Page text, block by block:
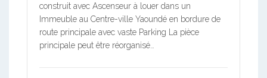
construit avec Ascenseur à louer dans un
Immeuble au Centre-ville Yaoundé en bordure de
route principale avec vaste Parking La pièce
principale peut être réorganisé…